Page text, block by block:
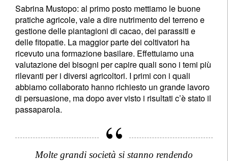
Sabrina Mustopo: al primo posto mettiamo le buone
pratiche agricole, vale a dire nutrimento del terreno e
gestione delle piantagioni di cacao, dei parassiti e
delle fitopatie. La maggior parte dei coltivatori ha
ricevuto una formazione basilare. Effettuiamo una
valutazione dei bisogni per capire quali sono i temi più
rilevanti per i diversi agricoltori. I primi con i quali
abbiamo collaborato hanno richiesto un grande lavoro
di persuasione, ma dopo aver visto i risultati c’è stato il
passaparola.
Molte grandi società si stanno rendendo